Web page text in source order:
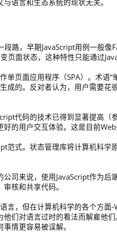
路，早期JavaScript用例一般像
页面状态，这种特性只能通过
单页面应用程序（SPA）。术语
成的。反对者认为，用户需要
代码的技术已得到显著提高
的用户交互体验。这是目前Web
范式。状态管理库将计算机科学
司来说，使用JavaScript作为后
核和共享代码。
言，但在计算机科学的各个方
们对语言过时的看法而解雇他们
情更容易被误解。